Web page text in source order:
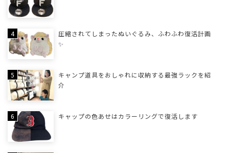
圧縮されてしまったぬいぐるみ、ふわふわ復活計画
✨
キャンプ道具をおしゃれに収納する最強ラックを紹
介
キャップの色あせはカラーリングで復活します